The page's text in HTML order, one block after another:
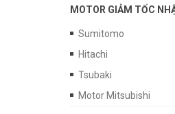
MOTOR GIẢM TỐC
Sumitomo
Hitachi
Tsubaki
Motor Mitsubishi